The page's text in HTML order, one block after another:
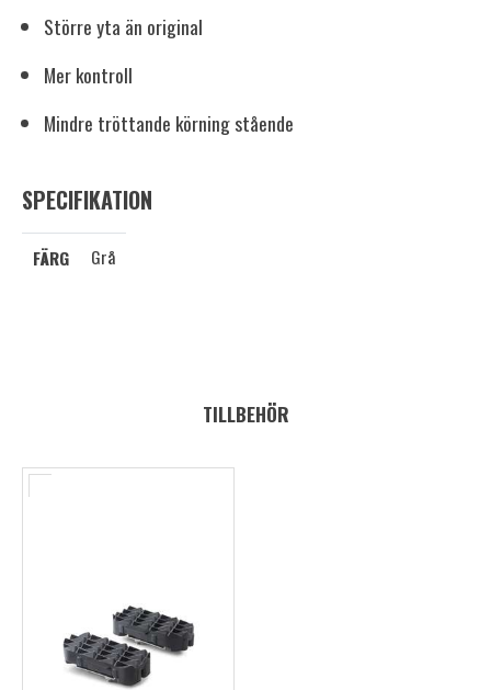
Större yta än original
Mer kontroll
Mindre tröttande körning stående
SPECIFIKATION
FÄRG Grå
TILLBEHÖR